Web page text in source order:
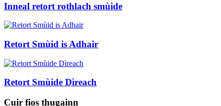
Inneal retort rothlach smùide
Retort Smùid is Adhair
Retort Smùide Dìreach
Cuir fios thugainn